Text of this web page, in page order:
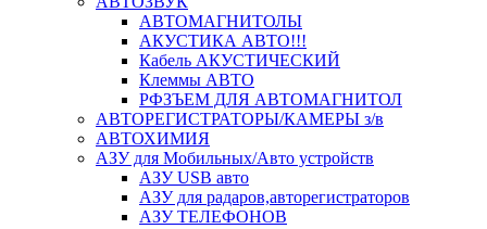
АВТОМАГНИТОЛЫ
АКУСТИКА АВТО!!!
Кабель АКУСТИЧЕСКИЙ
Клеммы АВТО
РФЗЪЕМ ДЛЯ АВТОМАГНИТОЛ
АВТОРЕГИСТРАТОРЫ/КАМЕРЫ з/в
АВТОХИМИЯ
АЗУ для Мобильных/Авто устройств
АЗУ USB авто
АЗУ для радаров,авторегистраторов
АЗУ ТЕЛЕФОНОВ